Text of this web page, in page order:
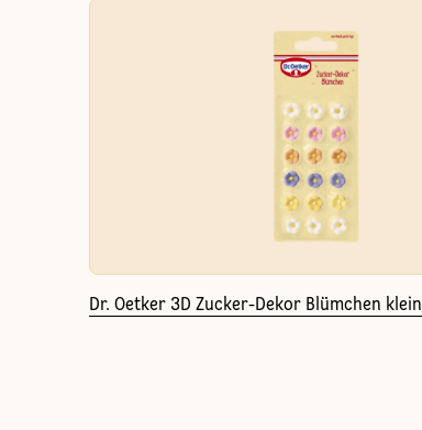
Dr. Oetker 3D Zucker-Dekor Blümchen klein